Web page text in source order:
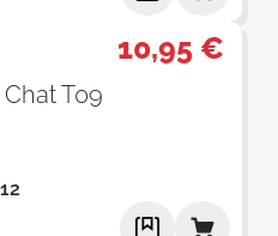
10,95 €
T09